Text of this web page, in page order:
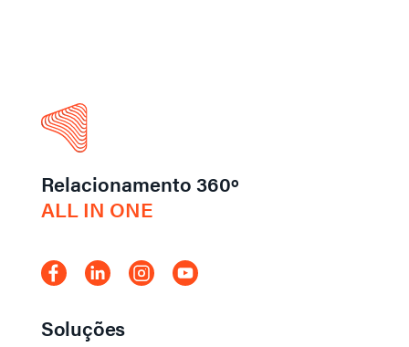
Relacionamento 360º
ALL IN ONE
Soluções